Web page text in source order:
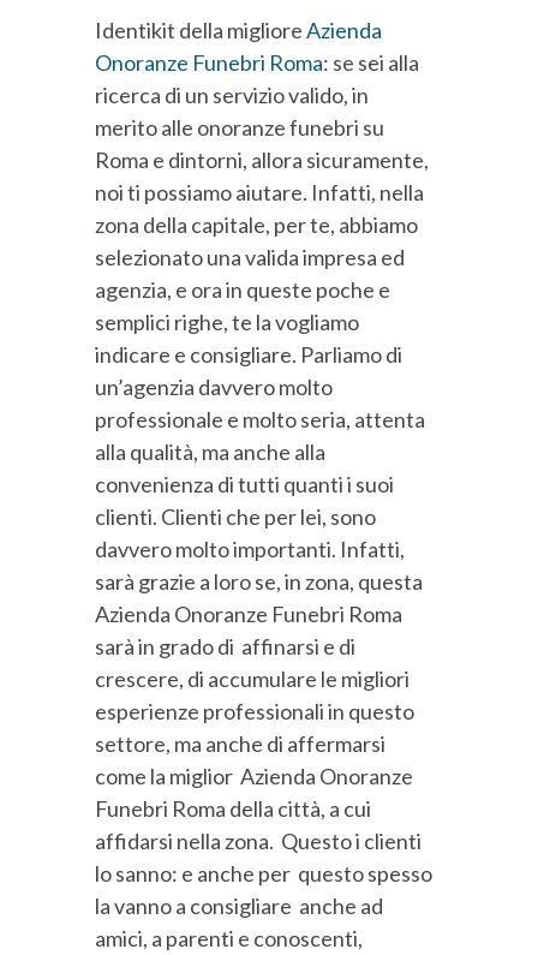
Identikit della miglioreAzienda
Onoranze Funebri Roma: se sei alla
ricerca di un servizio valido, in
merito alle onoranze funebri su
Roma e dintorni, allora sicuramente,
noi ti possiamo aiutare. Infatti, nella
zona della capitale, per te, abbiamo
selezionato una valida impresa ed
agenzia, e ora in queste poche e
semplici righe, te la vogliamo
indicare e consigliare. Parliamo di
un’agenzia davvero molto
professionale e molto seria, attenta
alla qualità, ma anche alla
convenienza di tutti quanti i suoi
clienti. Clienti che per lei, sono
davvero molto importanti. Infatti,
sarà grazie a loro se, in zona, questa
Azienda Onoranze Funebri Roma
sarà in grado di affinarsi e di
crescere, di accumulare le migliori
esperienze professionali in questo
settore, ma anche di affermarsi
come la miglior Azienda Onoranze
Funebri Roma della città, a cui
affidarsi nella zona. Questo i clienti
lo sanno: e anche per questo spesso
la vanno a consigliare anche ad
amici, a parenti e conoscenti,